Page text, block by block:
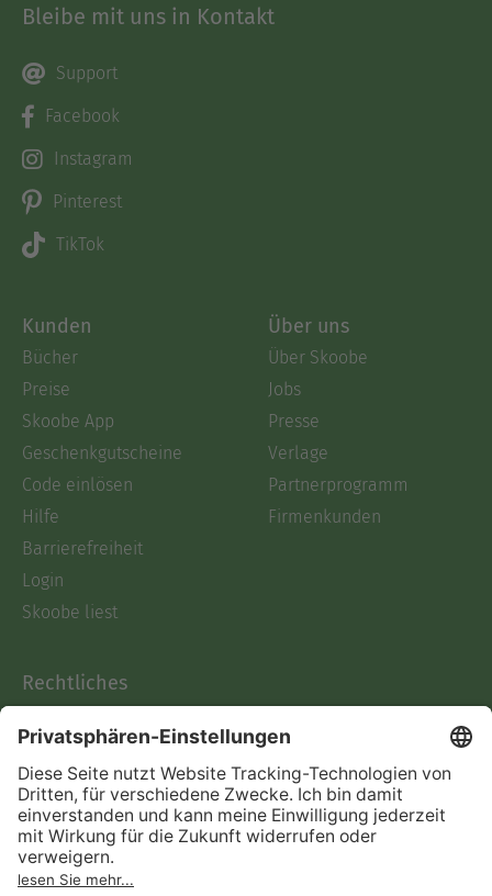
Bleibe mit uns in Kontakt
Support
Facebook
Instagram
Pinterest
TikTok
Kunden
Bücher
Preise
Skoobe App
Geschenkgutscheine
Code einlösen
Hilfe
Barrierefreiheit
Login
Skoobe liest
Über uns
Über Skoobe
Jobs
Presse
Verlage
Partnerprogramm
Firmenkunden
Rechtliches
AGB
Informationen nach Data
Act
Verträge hier kündigen
Impressum